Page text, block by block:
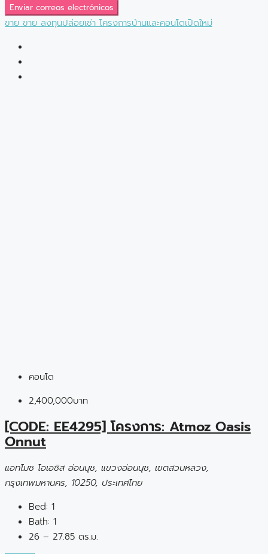
Enviar correos electrónicos
ขาย ขาย ลงทุนปล่อยเช่า โครงการบ้านและคอนโดเปิดใหม่
คอนโด
2,400,000บาท
[CODE: EE4295] โครงการ: Atmoz Oasis
Onnut
แอทโมซ โอเอซิส อ่อนนุช, แขวงอ่อนนุช, เขตสวนหลวง,
กรุงเทพมหานคร, 10250, ประเทศไทย
Bed: 1
Bath: 1
26 – 27.85 ตร.ม.